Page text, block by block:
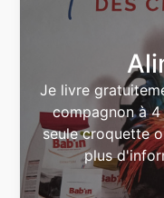
Je livre
compagnon à
seule croquette
plus